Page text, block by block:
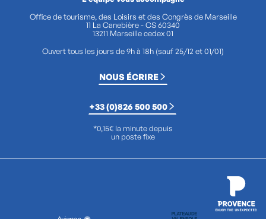
Office de tourisme, des Loisirs et des Congrès de Marseille
11 La Canebière - CS 60340
13211 Marseille cedex 01
Ouvert tous les jours de 9h à 18h (sauf 25/12 et 01/01)
NOUS ÉCRIRE
+33 (0)826 500 500
*0,15€ la minute depuis
un poste fixe